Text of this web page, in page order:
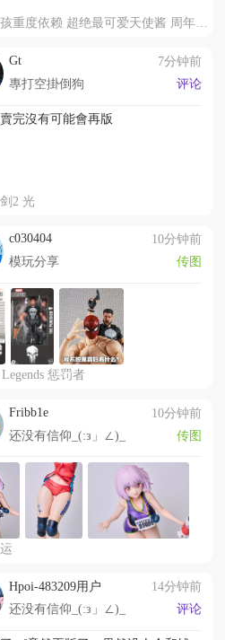
主播女孩重度依赖 超绝最可爱天使酱 周年派对
Gt
7分钟前
專打空掛倒狗
评论
完沒有可能會再版
2 光
c030404
10分钟前
模玩分享
传图
惩罚者
Fribb1e
10分钟前
还没有信仰_(:з」∠)_
传图
Hpoi-483209用户
14分钟前
还没有信仰_(:з」∠)_
评论